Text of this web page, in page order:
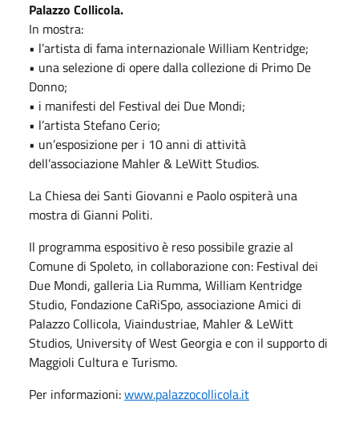
Palazzo Collicola.
In mostra:
• l’artista di fama internazionale William Kentridge;
• una selezione di opere dalla collezione di Primo De
Donno;
• i manifesti del Festival dei Due Mondi;
• l’artista Stefano Cerio;
• un’esposizione per i 10 anni di attività
dell’associazione Mahler & LeWitt Studios.
La Chiesa dei Santi Giovanni e Paolo ospiterà una
mostra di Gianni Politi.
Il programma espositivo è reso possibile grazie al
Comune di Spoleto, in collaborazione con: Festival dei
Due Mondi, galleria Lia Rumma, William Kentridge
Studio, Fondazione CaRiSpo, associazione Amici di
Palazzo Collicola, Viaindustriae, Mahler & LeWitt
Studios, University of West Georgia e con il supporto di
Maggioli Cultura e Turismo.
Per informazioni:www.palazzocollicola.it